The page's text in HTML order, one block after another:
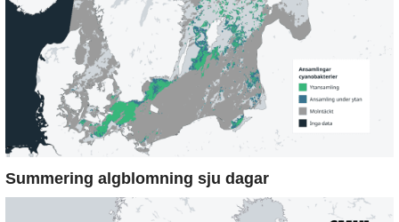
Summering algblomning sju dagar